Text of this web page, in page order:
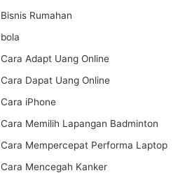
Bisnis Rumahan
bola
Cara Adapt Uang Online
Cara Dapat Uang Online
Cara iPhone
Cara Memilih Lapangan Badminton
Cara Mempercepat Performa Laptop
Cara Mencegah Kanker